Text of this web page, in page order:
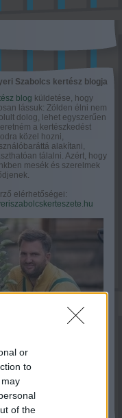
or
to
of the
Szabolcs kertész blogja
blog küldetése, hogy
lássuk: Zölden élni nem
dolog, lehet egyszerűen
a kertészkedést
közel hozni,
alakítani,
tálalni. Azért, hogy
mesék és szerelmek
elérhetőségei: